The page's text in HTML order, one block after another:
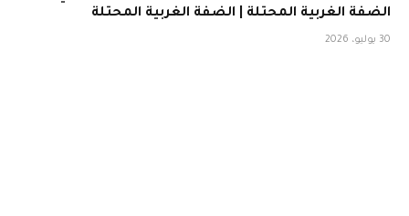
الضفة الغربية المحتلة | الضفة الغربية المحتلة
30 يوليو، 2026